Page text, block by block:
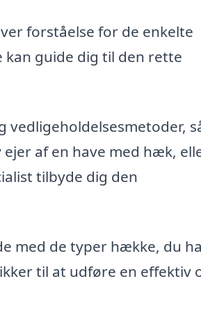
forståelse for de enkelte
guide dig til den rette
vedligeholdelsesmetoder,
af en have med hæk,
tilbyde dig den
med de typer hække, du
til at udføre en effektiv